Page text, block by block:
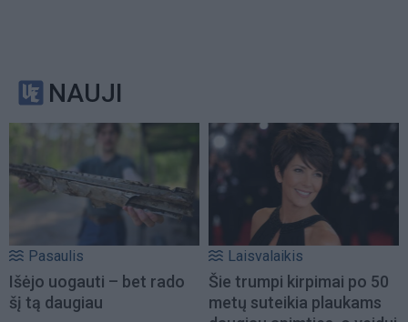
NAUJI
Pasaulis
Išėjo uogauti – bet rado
šį tą daugiau
Laisvalaikis
Šie trumpi kirpimai po 50
metų suteikia plaukams